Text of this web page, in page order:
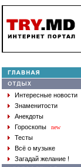
Интересные новости
Знаменитости
Анекдоты
Гороскопы
new
Тесты
Всё о музыке
Загадай желание !